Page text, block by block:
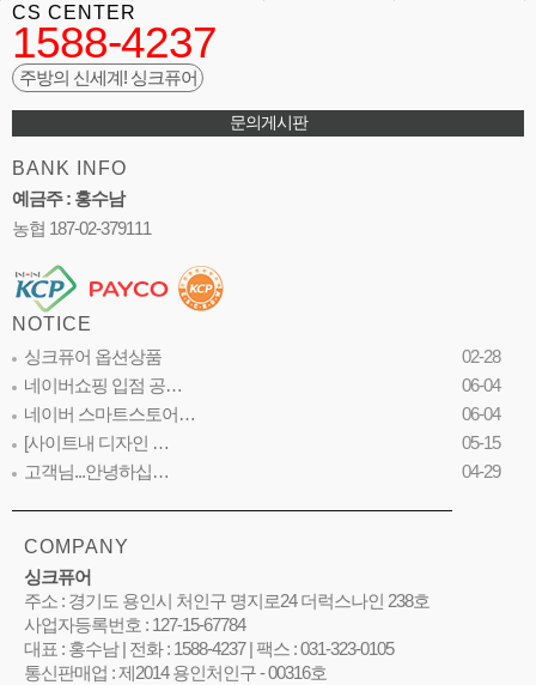
CS CENTER
1588-4237
주방의 신세계! 싱크퓨어
문의게시판
BANK INFO
예금주 : 홍수남
농협 187-02-379111
NOTICE
싱크퓨어 옵션상품
02-28
네이버쇼핑 입점 공…
06-04
네이버 스마트스토어…
06-04
[사이트내 디자인 …
05-15
고객님...안녕하십…
04-29
COMPANY
싱크퓨어
주소 : 경기도 용인시 처인구 명지로24 더럭스나인 238호
사업자등록번호 : 127-15-67784
대표 : 홍수남 | 전화 : 1588-4237 | 팩스 : 031-323-0105
통신판매업 : 제2014 용인처인구 - 00316호